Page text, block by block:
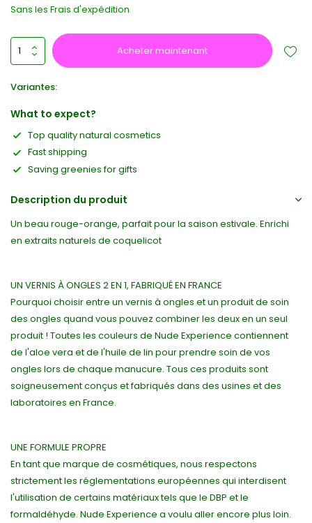
Sans les Frais d'expédition
Acheter maintenant
Variantes:
What to expect?
Top quality natural cosmetics
Fast shipping
Saving greenies for gifts
Description du produit
Un beau rouge-orange, parfait pour la saison estivale. Enrichi
en extraits naturels de coquelicot
UN VERNIS À ONGLES 2 EN 1, FABRIQUÉ EN FRANCE
Pourquoi choisir entre un vernis à ongles et un produit de soin
des ongles quand vous pouvez combiner les deux en un seul
produit ! Toutes les couleurs de Nude Experience contiennent
de l'aloe vera et de l'huile de lin pour prendre soin de vos
ongles lors de chaque manucure. Tous ces produits sont
soigneusement conçus et fabriqués dans des usines et des
laboratoires en France.
UNE FORMULE PROPRE
En tant que marque de cosmétiques, nous respectons
strictement les réglementations européennes qui interdisent
l'utilisation de certains matériaux tels que le DBP et le
formaldéhyde. Nude Experience a voulu aller encore plus loin.